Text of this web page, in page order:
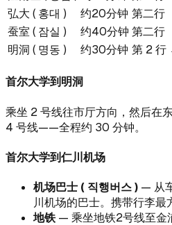
弘大 ( 홍대 )
约20分钟 第二行
蚕室 ( 잠실 )
约40分钟 第二行
明洞 ( 명동 )
约30分钟 第 2 行
首尔大学到明洞
乘坐 2 号线往市厅方向，然后在
4 号线——全程约 30 分钟。
首尔大学到仁川机场
机场巴士 ( 직행버스 ) — 从
川机场的巴士。携带行李最
地铁— 乘坐地铁2号线至金